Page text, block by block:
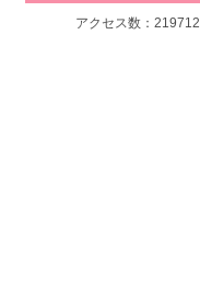
アクセス数：219712